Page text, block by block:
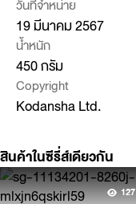
วันที่จำหน่าย
19 มีนาคม 2567
น้ำหนัก
450 กรัม
Copyright
Kodansha Ltd.
สินค้าในซีรี่ส์เดียวกัน
127